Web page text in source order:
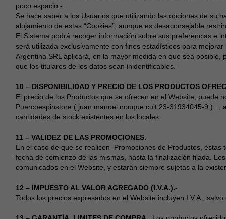
poco espacio.-
Se hace saber a los Usuarios que utilizando las opciones de su
alojamiento de estas “Cookies”, aunque es desaconsejable
El Sistema podrá recoger información sobre sus preferencias e
será utilizada exclusivamente con fines estadísticos para
Argentina SRL aplicará, en la mayor medida en que sea
que los titulares de los datos sean inidentificables.-
10 – DISPONIBILIDAD Y PRECIO DE LOS PRODUCTOS
El precio de los Productos que se ofrecen en el Website, puede
Puercoespinstore ( juan manuel nouque cuit 23-31934045-9 ) .
cantidades de stock existentes en los locales.
11 – VALIDEZ DE LAS PROMOCIONES.
En el caso de que se realicen Promociones de Productos,
fecha de comienzo de las mismas, hasta la finalización fijada.
comunicados en el Website, y estarán siempre sujetas a la
12 – IMPUESTO AL VALOR AGREGADO (I.V.A.).-
Todos los precios expresados en el Website incluyen I.V.A.,